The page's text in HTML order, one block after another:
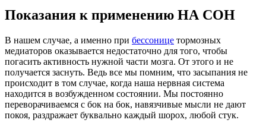
Показания к применению НА СОН
В нашем случае, а именно при бессонице тормозных
медиаторов оказывается недостаточно для того, чтобы
погасить активность нужной части мозга. От этого и не
получается заснуть. Ведь все мы помним, что засыпания не
происходит в том случае, когда наша нервная система
находится в возбужденном состоянии. Мы постоянно
переворачиваемся с бок на бок, навязчивые мысли не дают
покоя, раздражает буквально каждый шорох, любой стук.